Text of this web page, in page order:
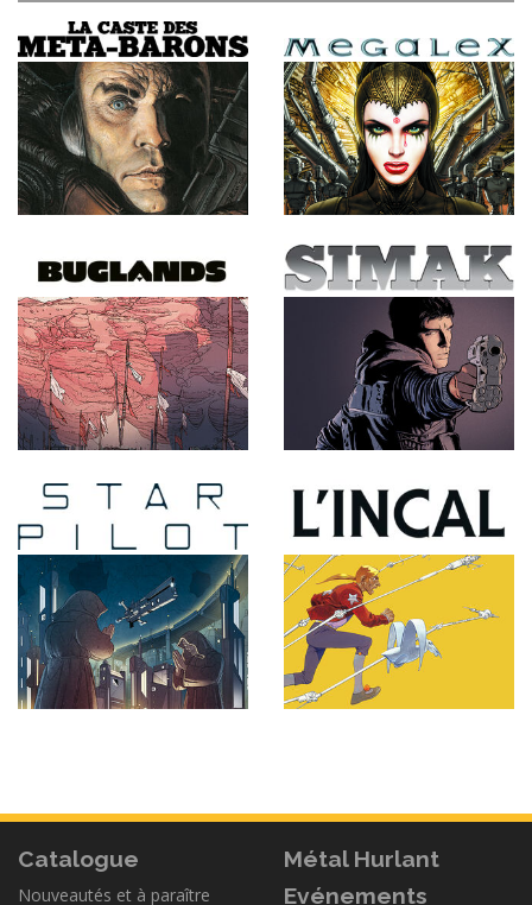
Catalogue
Nouveautés et à paraître
Métal Hurlant
Evénements